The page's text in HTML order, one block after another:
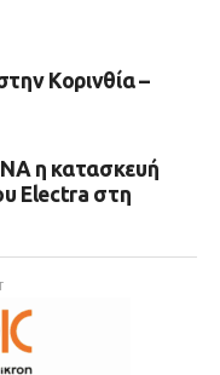
Κορινθία –
η κατασκευή
Electra στη